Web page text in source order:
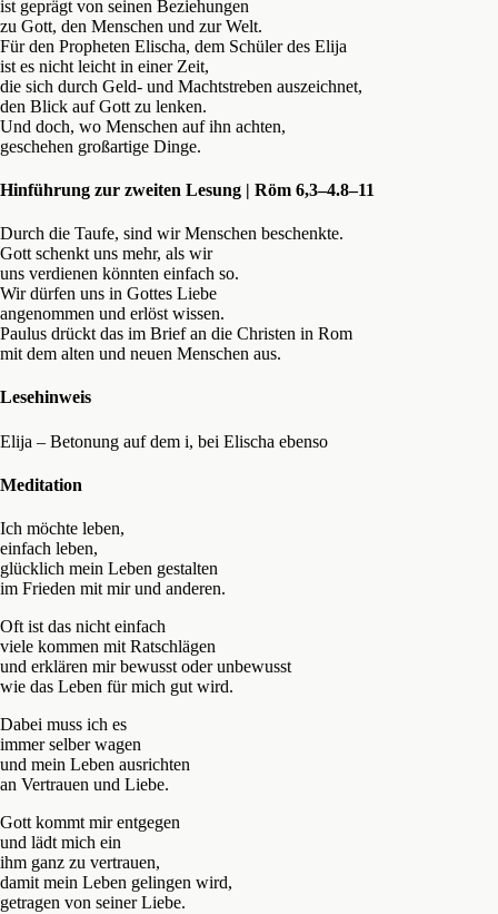
ist geprägt von seinen Beziehungen
zu Gott, den Menschen und zur Welt.
Für den Propheten Elischa, dem Schüler des Elija
ist es nicht leicht in einer Zeit,
die sich durch Geld- und Machtstreben auszeichnet,
den Blick auf Gott zu lenken.
Und doch, wo Menschen auf ihn achten,
geschehen großartige Dinge.
Hinführung zur zweiten Lesung | Röm 6,3–4.8–11
Durch die Taufe, sind wir Menschen beschenkte.
Gott schenkt uns mehr, als wir
uns verdienen könnten einfach so.
Wir dürfen uns in Gottes Liebe
angenommen und erlöst wissen.
Paulus drückt das im Brief an die Christen in Rom
mit dem alten und neuen Menschen aus.
Lesehinweis
Elija – Betonung auf dem i, bei Elischa ebenso
Meditation
Ich möchte leben,
einfach leben,
glücklich mein Leben gestalten
im Frieden mit mir und anderen.
Oft ist das nicht einfach
viele kommen mit Ratschlägen
und erklären mir bewusst oder unbewusst
wie das Leben für mich gut wird.
Dabei muss ich es
immer selber wagen
und mein Leben ausrichten
an Vertrauen und Liebe.
Gott kommt mir entgegen
und lädt mich ein
ihm ganz zu vertrauen,
damit mein Leben gelingen wird,
getragen von seiner Liebe.